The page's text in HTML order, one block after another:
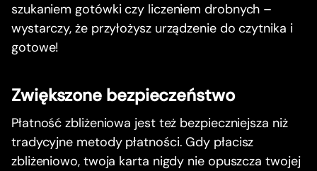
szukaniem gotówki czy liczeniem drobnych –
wystarczy, że przyłożysz urządzenie do czytnika i
gotowe!
Zwiększone bezpieczeństwo
Płatność zbliżeniowa jest też bezpieczniejsza niż
tradycyjne metody płatności. Gdy płacisz
zbliżeniowo, twoja karta nigdy nie opuszcza twojej